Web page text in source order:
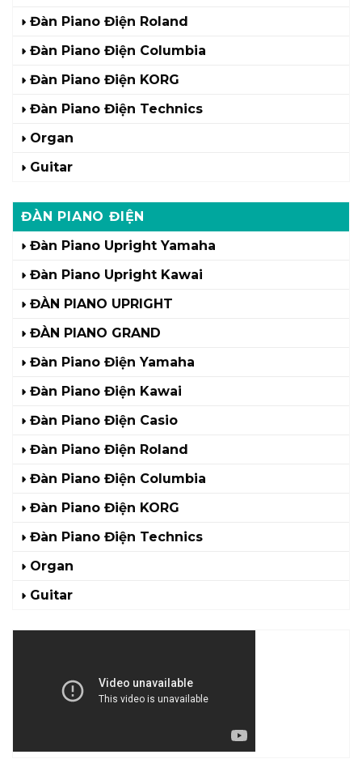
Đàn Piano Điện Roland
Đàn Piano Điện Columbia
Đàn Piano Điện KORG
Đàn Piano Điện Technics
Organ
Guitar
ĐÀN PIANO ĐIỆN
Đàn Piano Upright Yamaha
Đàn Piano Upright Kawai
ĐÀN PIANO UPRIGHT
ĐÀN PIANO GRAND
Đàn Piano Điện Yamaha
Đàn Piano Điện Kawai
Đàn Piano Điện Casio
Đàn Piano Điện Roland
Đàn Piano Điện Columbia
Đàn Piano Điện KORG
Đàn Piano Điện Technics
Organ
Guitar